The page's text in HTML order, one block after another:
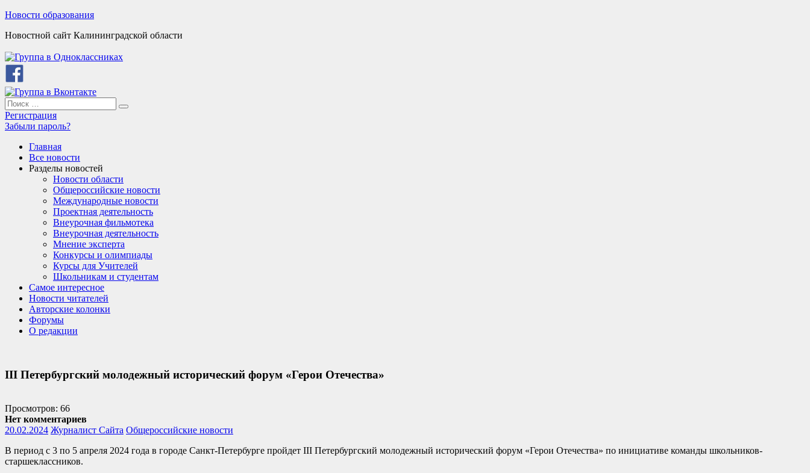
Skip
content
Новости образования
Новостной сайт Калининградской области
Search
for:
Search
Регистрация
Забыли пароль?
Главная
Все новости
Разделы новостей
Новости области
Общероссийские новости
Международные новости
Проектная деятельность
Внеурочная фильмотека
Внеурочная деятельность
Мнение эксперта
Конкурсы и олимпиады
Курсы для Учителей
Школьникам и студентам
Самое интересное
Новости читателей
Авторские колонки
Форумы
О редакции
III Петербургский молодежный исторический форум «Герои Отечества»
Просмотров: 66
Нет комментариев
20.02.2024 Журналист Сайта Общероссийские новости
В период с 3 по 5 апреля 2024 года в городе Санкт-Петербурге пройдет III Петербургский молодежный исторический форум «Герои Отечества» по инициативе команды школьников-
старшеклассников.